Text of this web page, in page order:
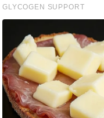
प
स
मी
क्षा
ध
र्म